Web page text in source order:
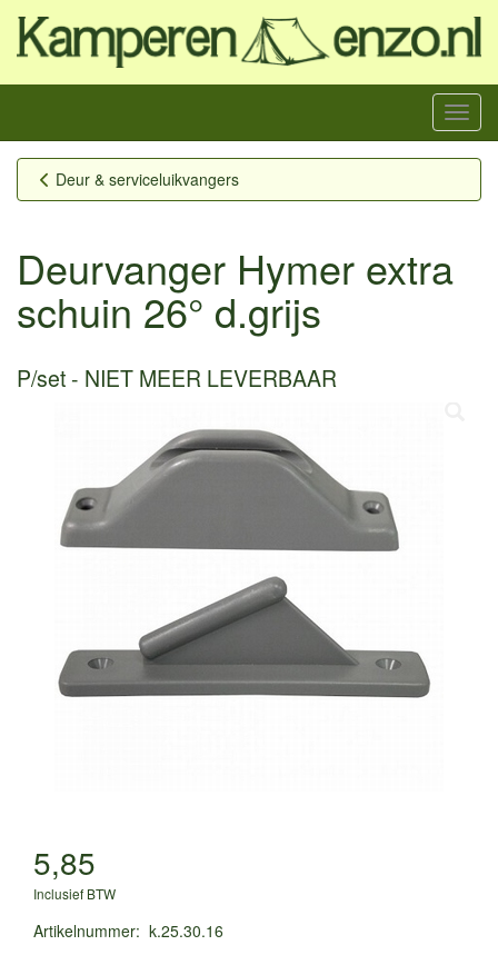
Menu
Deur & serviceluikvangers
Deurvanger Hymer extra
schuin 26° d.grijs
P/set NIET MEER LEVERBAAR
5,85
Inclusief BTW
Artikelnummer: k.25.30.16